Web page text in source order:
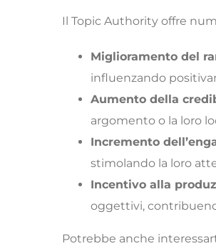
Il Topic Authority offre
Miglioramento del
influenzando
Aumento della
argomento o la loro
Incremento
stimolando la loro
Incentivo alla
oggettivi,
Potrebbe anche